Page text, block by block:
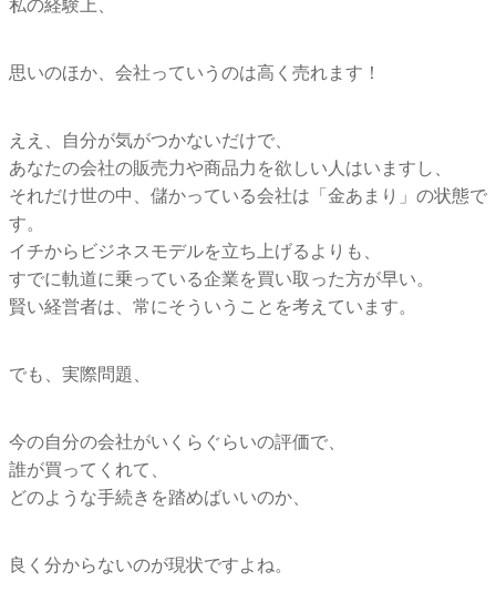
私の経験上、
思いのほか、会社っていうのは高く売れます！
ええ、自分が気がつかないだけで、
あなたの会社の販売力や商品力を欲しい人はいますし、
それだけ世の中、儲かっている会社は「金あまり」の状態で
す。
イチからビジネスモデルを立ち上げるよりも、
すでに軌道に乗っている企業を買い取った方が早い。
賢い経営者は、常にそういうことを考えています。
でも、実際問題、
今の自分の会社がいくらぐらいの評価で、
誰が買ってくれて、
どのような手続きを踏めばいいのか、
良く分からないのが現状ですよね。